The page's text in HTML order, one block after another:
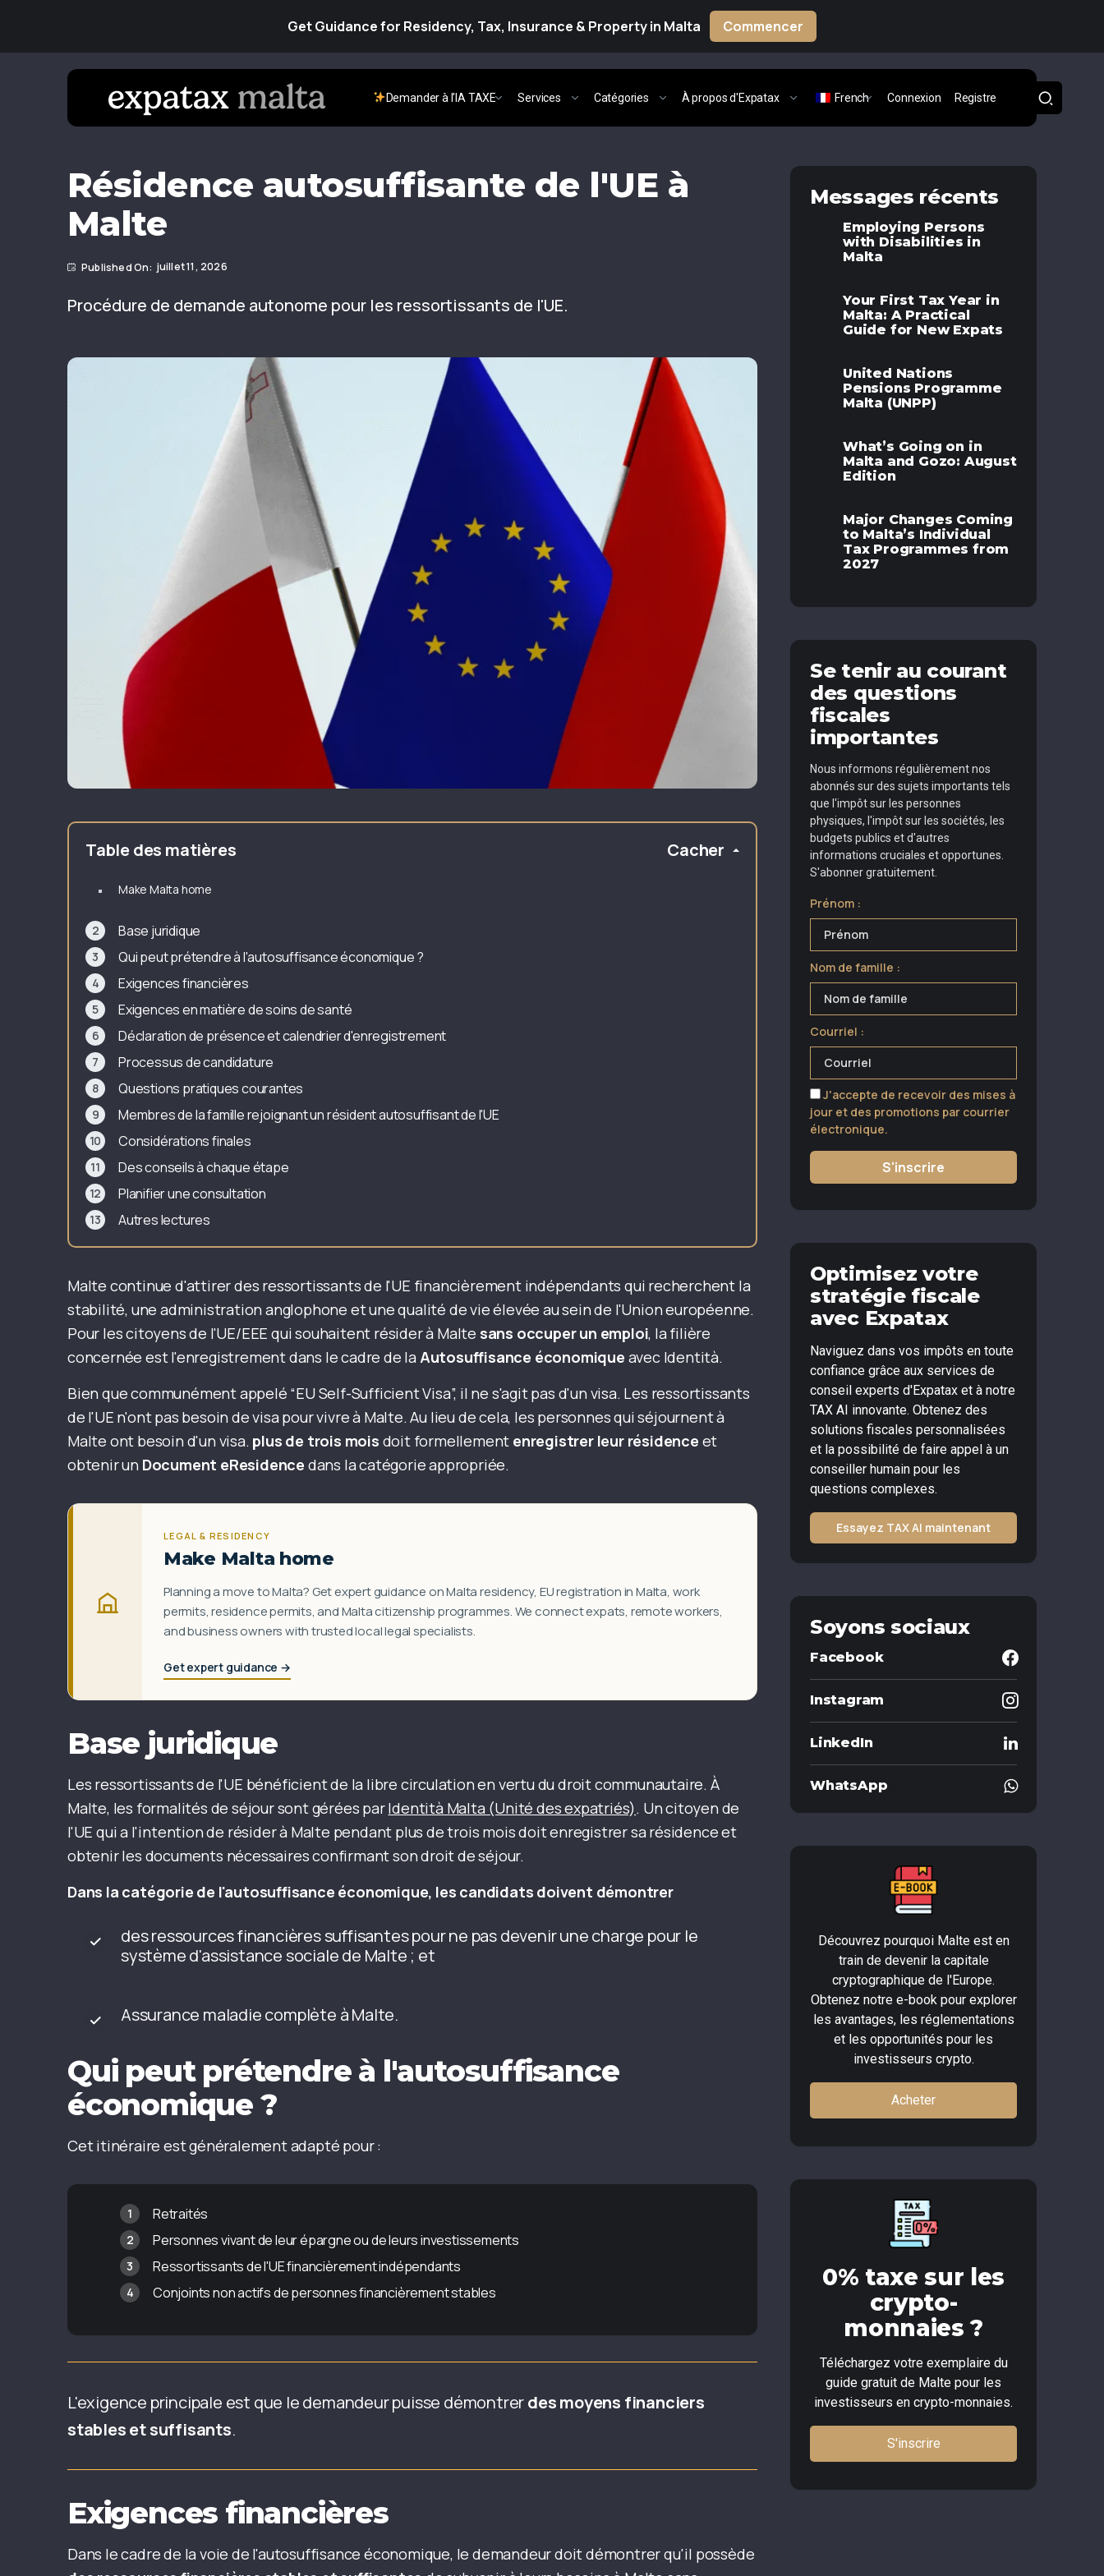
Get Guidance for Residency, Tax, Insurance & Property in Malta Commencer
Demander à l'IA TAXE Services Catégories À propos d'Expatax French Connexion Registre
Résidence autosuffisante de l'UE à
Malte
juillet 11, 2026
Procédure de demande autonome pour les ressortissants de l'UE.
Table des matières Cacher
Make Malta home
Base juridique
Qui peut prétendre à l'autosuffisance économique ?
Exigences financières
Exigences en matière de soins de santé
Déclaration de présence et calendrier d'enregistrement
Processus de candidature
Questions pratiques courantes
Membres de la famille rejoignant un résident autosuffisant de l'UE
Considérations finales
Des conseils à chaque étape
Planifier une consultation
Autres lectures
Malte continue d'attirer des ressortissants de l'UE financièrement indépendants qui recherchent la
stabilité, une administration anglophone et une qualité de vie élevée au sein de l'Union européenne.
Pour les citoyens de l'UE/EEE qui souhaitent résider à Malte sans occuper un emploi, la filière
concernée est l'enregistrement dans le cadre de la Autosuffisance économique avec Identità.
Bien que communément appelé “EU Self-Sufficient Visa”, il ne s'agit pas d'un visa. Les ressortissants
de l'UE n'ont pas besoin de visa pour vivre à Malte. Au lieu de cela, les personnes qui séjournent à
Malte ont besoin d'un visa. plus de trois mois doit formellement enregistrer leur résidence et
obtenir un Document eResidence dans la catégorie appropriée.
LEGAL & RESIDENCY
Make Malta home
Planning a move to Malta? Get expert guidance on Malta residency, EU registration in Malta, work
permits, residence permits, and Malta citizenship programmes. We connect expats, remote workers,
and business owners with trusted local legal specialists.
Get expert guidance →
Base juridique
Les ressortissants de l'UE bénéficient de la libre circulation en vertu du droit communautaire. À
Malte, les formalités de séjour sont gérées parIdentità Malta (Unité des expatriés). Un citoyen de
l'UE qui a l'intention de résider à Malte pendant plus de trois mois doit enregistrer sa résidence et
obtenir les documents nécessaires confirmant son droit de séjour.
Dans la catégorie de l'autosuffisance économique, les candidats doivent démontrer
des ressources financières suffisantes pour ne pas devenir une charge pour le
système d'assistance sociale de Malte ; et
Assurance maladie complète à Malte.
Qui peut prétendre à l'autosuffisance
économique ?
Cet itinéraire est généralement adapté pour :
Retraités
Personnes vivant de leur épargne ou de leurs investissements
Ressortissants de l'UE financièrement indépendants
Conjoints non actifs de personnes financièrement stables
L'exigence principale est que le demandeur puisse démontrerdes moyens financiers
stables et suffisants.
Exigences financières
Dans le cadre de la voie de l'autosuffisance économique, le demandeur doit démontrer qu'il possède
Messages récents
Employing Persons
with Disabilities in
Malta
Your First Tax Year in
Malta: A Practical
Guide for New Expats
United Nations
Pensions Programme
Malta (UNPP)
What’s Going on in
Malta and Gozo: August
Edition
Major Changes Coming
to Malta’s Individual
Tax Programmes from
2027
Se tenir au courant
des questions
fiscales
importantes
Nous informons régulièrement nos
abonnés sur des sujets importants tels
que l'impôt sur les personnes
physiques, l'impôt sur les sociétés, les
budgets publics et d'autres
informations cruciales et opportunes.
S'abonner gratuitement.
Prénom :
Nom de famille :
Courriel :
J'accepte de recevoir des mises à
jour et des promotions par courrier
électronique.
S'inscrire
Optimisez votre
stratégie fiscale
avec Expatax
Naviguez dans vos impôts en toute
confiance grâce aux services de
conseil experts d'Expatax et à notre
TAX AI innovante. Obtenez des
solutions fiscales personnalisées
et la possibilité de faire appel à un
conseiller humain pour les
questions complexes.
Essayez TAX AI maintenant
Soyons sociaux
Facebook
Instagram
LinkedIn
WhatsApp
Découvrez pourquoi Malte est en
train de devenir la capitale
cryptographique de l'Europe.
Obtenez notre e-book pour explorer
les avantages, les réglementations
et les opportunités pour les
investisseurs crypto.
Acheter
0% taxe sur les
crypto-
monnaies ?
Téléchargez votre exemplaire du
guide gratuit de Malte pour les
investisseurs en crypto-monnaies.
S'inscrire